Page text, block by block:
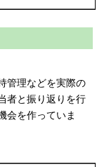
管理などを実際の
者と振り返りを行
会を作っていま